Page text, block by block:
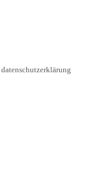
datenschutzerklärung